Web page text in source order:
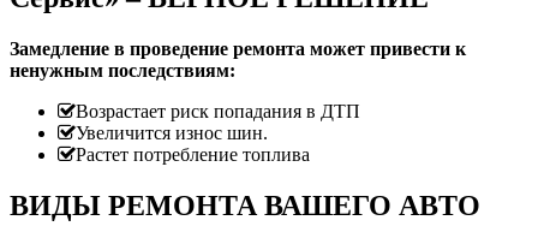
Замедление в проведение ремонта может привести к
ненужным последствиям:
Возрастает риск попадания в ДТП
Увеличится износ шин.
Растет потребление топлива
ВИДЫ РЕМОНТА ВАШЕГО АВТО